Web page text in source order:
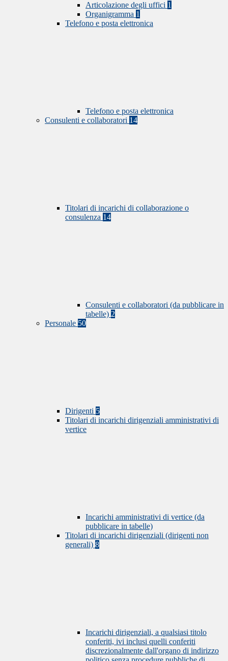
Articolazione degli uffici 1
Organigramma 1
Telefono e posta elettronica
Telefono e posta elettronica
Consulenti e collaboratori 14
Titolari di incarichi di collaborazione o
consulenza 14
Consulenti e collaboratori (da pubblicare in
tabelle) 2
Personale 50
Dirigenti 5
Titolari di incarichi dirigenziali amministrativi di
vertice
Incarichi amministrativi di vertice (da
pubblicare in tabelle)
Titolari di incarichi dirigenziali (dirigenti non
generali) 8
Incarichi dirigenziali, a qualsiasi titolo
conferiti, ivi inclusi quelli conferiti
discrezionalmente dall'organo di indirizzo